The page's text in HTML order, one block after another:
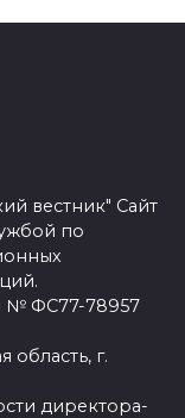
вестник" Сайт
по
№ ФС77-78957
область, г.
директора-